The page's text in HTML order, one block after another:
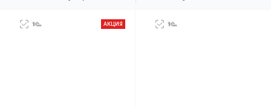
АКЦИЯ